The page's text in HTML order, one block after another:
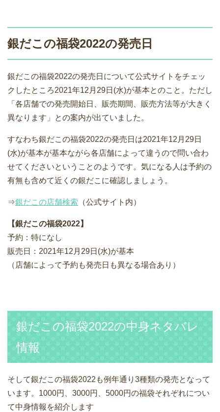
銀だこの福袋2022の発売日
銀だこの福袋2022の発売日について公式サイトをチェッ
クしたところ2021年12月29日(水)が基本とのこと。ただし
「各店舗での発売開始日、販売期間、販売方法等が大きく
異なります」との案内が出ていました。
すなわち銀だこの福袋2022の発売日は2021年12月29日
(水)が基本が基本ながら各店舗によって違うので問い合わ
せてくださいということのようです。気になる人は予約の
有無も含めて近くの銀だこに確認しましょう。
⇒銀だこの店舗検索 （公式サイト内）
【銀だこの福袋2022】
予約：特になし
販売日：2021年12月29日(水)が基本
（店舗によって予約も発売日も異なる場合あり）
銀だこの福袋2022の中身ネタバレ
情報
そして銀だこの福袋2022も例年通り3種類の発売となって
います。1000円、3000円、5000円の福袋それぞれについ
て中身情報を紹介します